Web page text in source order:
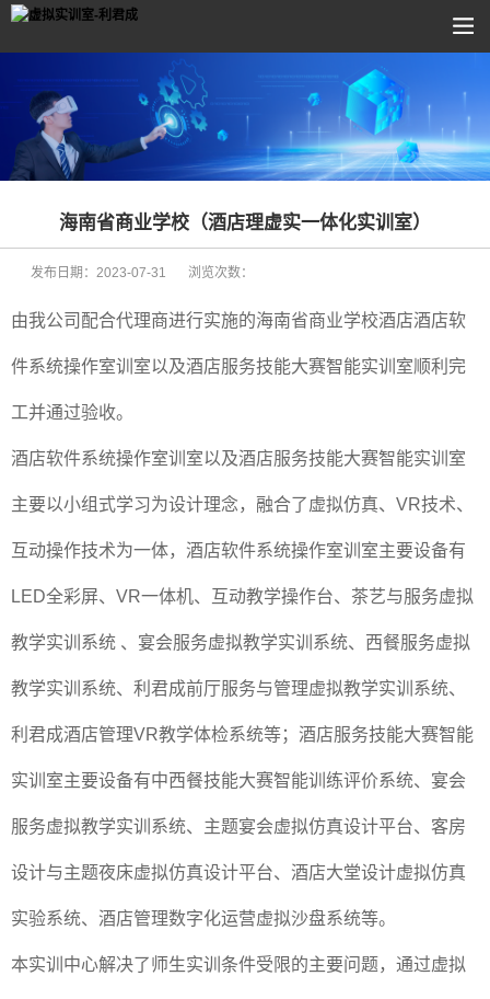
海南省商业学校（酒店理虚实一体化实训室）
发布日期： 2023-07-31 浏览次数：
由我公司配合代理商进行实施的海南省商业学校酒店酒店软
件系统操作室训室以及酒店服务技能大赛智能实训室顺利完
工并通过验收。
酒店软件系统操作室训室以及酒店服务技能大赛智能实训室
主要以小组式学习为设计理念，融合了虚拟仿真、VR技术、
互动操作技术为一体，酒店软件系统操作室训室主要设备有
LED全彩屏、VR一体机、互动教学操作台、茶艺与服务虚拟
教学实训系统 、宴会服务虚拟教学实训系统、西餐服务虚拟
教学实训系统、利君成前厅服务与管理虚拟教学实训系统、
利君成酒店管理VR教学体检系统等；酒店服务技能大赛智能
实训室主要设备有中西餐技能大赛智能训练评价系统、宴会
服务虚拟教学实训系统、主题宴会虚拟仿真设计平台、客房
设计与主题夜床虚拟仿真设计平台、酒店大堂设计虚拟仿真
实验系统、酒店管理数字化运营虚拟沙盘系统等。
本实训中心解决了师生实训条件受限的主要问题，通过虚拟